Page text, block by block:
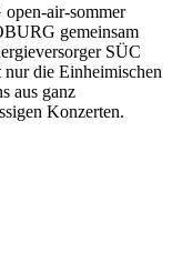
air-sommer
gemeinsam
SÜC
die Einheimischen
aus ganz
Konzerten.